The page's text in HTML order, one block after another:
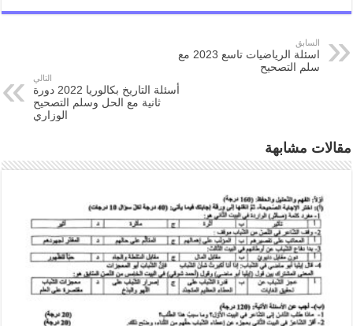
السابق
اسئلة الرياضيات تاسع 2023 مع
سلم التصحيح
التالي
أسئلة التاريخ بكالوريا 2022 دورة
ثانية مع الحل وسلم التصحيح
الوزاري
مقالات مشابهة